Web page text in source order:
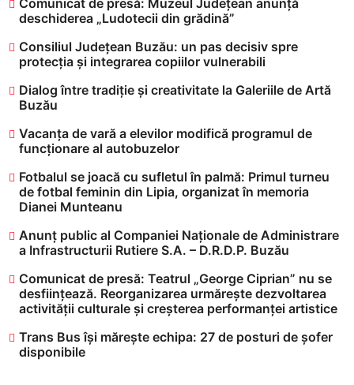
deschiderea „Ludotecii din grădină”
Consiliul Județean Buzău: un pas decisiv spre
protecția și integrarea copiilor vulnerabili
Dialog între tradiție și creativitate la Galeriile de Artă
Buzău
Vacanța de vară a elevilor modifică programul de
funcționare al autobuzelor
​Fotbalul se joacă cu sufletul în palmă: Primul turneu
de fotbal feminin din Lipia, organizat în memoria
Dianei Munteanu
Anunț public al Companiei Naționale de Administrare
a Infrastructurii Rutiere S.A. – D.R.D.P. Buzău
Comunicat de presă: Teatrul „George Ciprian” nu se
desființează. Reorganizarea urmărește dezvoltarea
activității culturale și creșterea performanței artistice
Trans Bus își mărește echipa: 27 de posturi de șofer
disponibile